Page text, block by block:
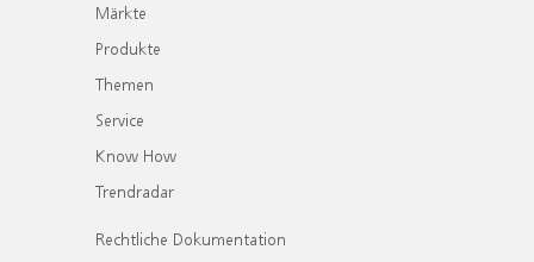
Märkte
Produkte
Themen
Service
Know How
Trendradar
Rechtliche Dokumentation